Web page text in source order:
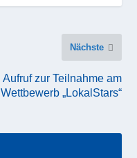
Nächste
Aufruf zur Teilnahme am
Wettbewerb „LokalStars“